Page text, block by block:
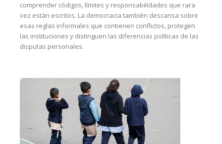
comprender códigos, límites y responsabilidades que rara
vez están escritos. La democracia también descansa sobre
esas reglas informales que contienen conflictos, protegen
las instituciones y distinguen las diferencias políticas de las
disputas personales.